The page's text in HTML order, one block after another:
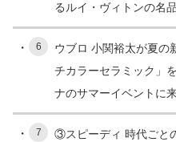
るルイ・ヴィトンの名
6
ウブロ 小関裕太が夏の
チカラーセラミック」
ナのサマーイベントに
7
③スピーディ 時代ごと